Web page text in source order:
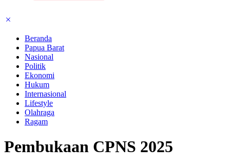
Beranda
Papua Barat
Nasional
Politik
Ekonomi
Hukum
Internasional
Lifestyle
Olahraga
Ragam
Pembukaan CPNS 2025